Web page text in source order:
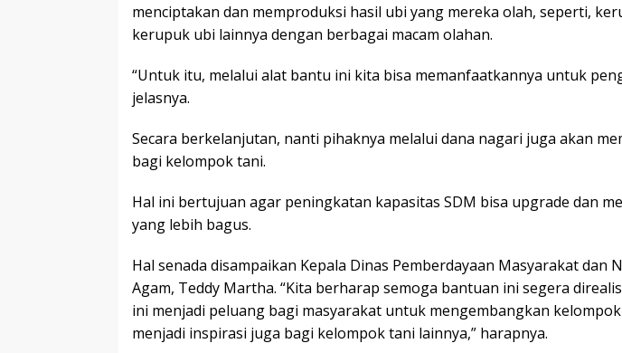
menciptakan dan memproduksi hasil ubi yang mereka olah, seperti,
kerupuk ubi lainnya dengan berbagai macam olahan.
“Untuk itu, melalui alat bantu ini kita bisa memanfaatkannya untuk
jelasnya.
Secara berkelanjutan, nanti pihaknya melalui dana nagari juga akan
bagi kelompok tani.
Hal ini bertujuan agar peningkatan kapasitas SDM bisa upgrade dan
yang lebih bagus.
Hal senada disampaikan Kepala Dinas Pemberdayaan Masyarakat dan
Agam, Teddy Martha. “Kita berharap semoga bantuan ini segera
ini menjadi peluang bagi masyarakat untuk mengembangkan
menjadi inspirasi juga bagi kelompok tani lainnya,” harapnya.